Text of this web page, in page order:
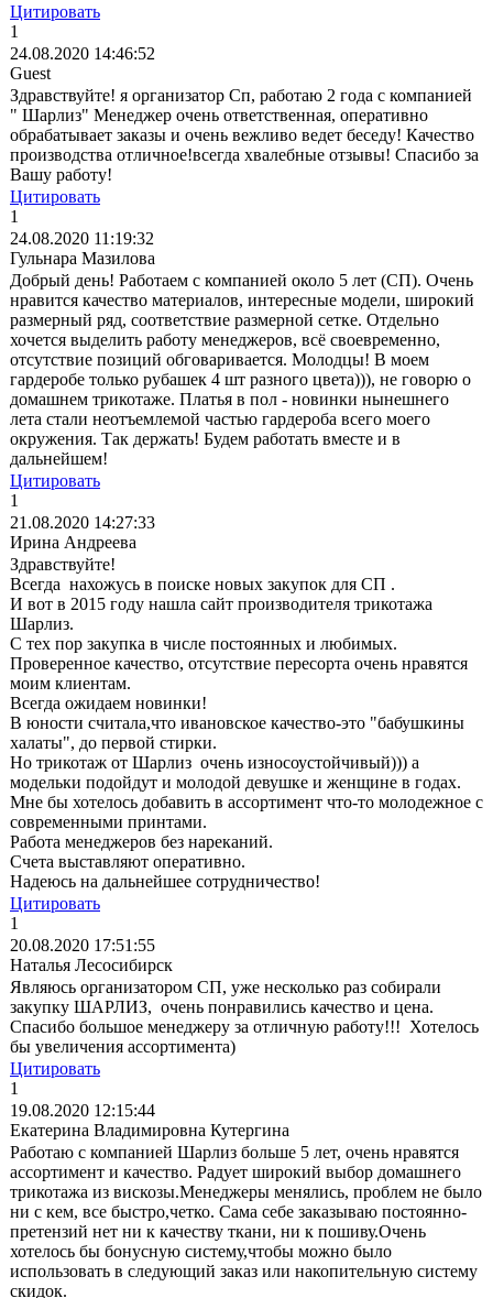
Цитировать
1
24.08.2020 14:46:52
Guest
Здравствуйте! я организатор Сп, работаю 2 года с компанией
" Шарлиз" Менеджер очень ответственная, оперативно
обрабатывает заказы и очень вежливо ведет беседу! Качество
производства отличное!всегда хвалебные отзывы! Спасибо за
Вашу работу!
Цитировать
1
24.08.2020 11:19:32
Гульнара Мазилова
Добрый день! Работаем с компанией около 5 лет (СП). Очень
нравится качество материалов, интересные модели, широкий
размерный ряд, соответствие размерной сетке. Отдельно
хочется выделить работу менеджеров, всё своевременно,
отсутствие позиций обговаривается. Молодцы! В моем
гардеробе только рубашек 4 шт разного цвета))), не говорю о
домашнем трикотаже. Платья в пол - новинки нынешнего
лета стали неотъемлемой частью гардероба всего моего
окружения. Так держать! Будем работать вместе и в
дальнейшем!
Цитировать
1
21.08.2020 14:27:33
Ирина Андреева
Здравствуйте!
Всегда нахожусь в поиске новых закупок для СП .
И вот в 2015 году нашла сайт производителя трикотажа
Шарлиз.
С тех пор закупка в числе постоянных и любимых.
Проверенное качество, отсутствие пересорта очень нравятся
моим клиентам.
Всегда ожидаем новинки!
В юности считала,что ивановское качество-это "бабушкины
халаты", до первой стирки.
Но трикотаж от Шарлиз очень износоустойчивый))) а
модельки подойдут и молодой девушке и женщине в годах.
Мне бы хотелось добавить в ассортимент что-то молодежное с
современными принтами.
Работа менеджеров без нареканий.
Счета выставляют оперативно.
Надеюсь на дальнейшее сотрудничество!
Цитировать
1
20.08.2020 17:51:55
Наталья Лесосибирск
Являюсь организатором СП, уже несколько раз собирали
закупку ШАРЛИЗ, очень понравились качество и цена.
Спасибо большое менеджеру за отличную работу!!! Хотелось
бы увеличения ассортимента)
Цитировать
1
19.08.2020 12:15:44
Екатерина Владимировна Кутергина
Работаю с компанией Шарлиз больше 5 лет, очень нравятся
ассортимент и качество. Радует широкий выбор домашнего
трикотажа из вискозы.Менеджеры менялись, проблем не было
ни с кем, все быстро,четко. Сама себе заказываю постоянно-
претензий нет ни к качеству ткани, ни к пошиву.Очень
хотелось бы бонусную систему,чтобы можно было
использовать в следующий заказ или накопительную систему
скидок.